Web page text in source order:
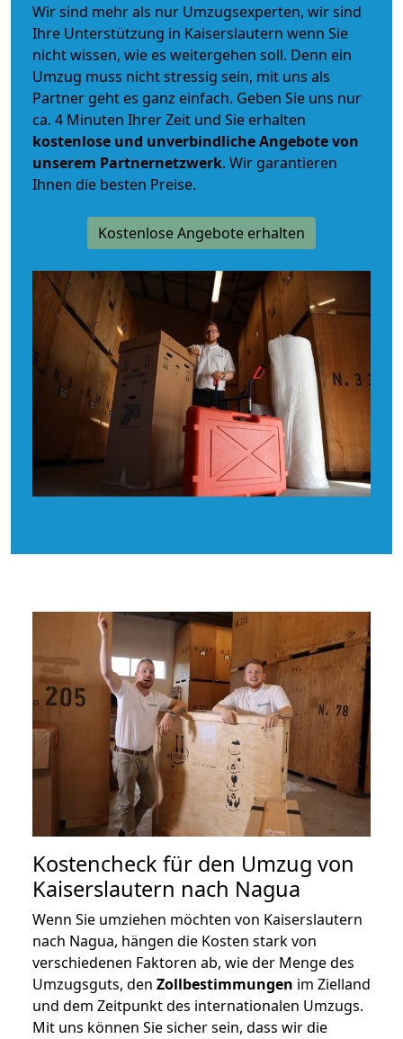
Wir sind mehr als nur Umzugsexperten, wir sind
Ihre Unterstützung in Kaiserslautern wenn Sie
nicht wissen, wie es weitergehen soll. Denn ein
Umzug muss nicht stressig sein, mit uns als
Partner geht es ganz einfach. Geben Sie uns nur
ca. 4 Minuten Ihrer Zeit und Sie erhalten
kostenlose und unverbindlicheAngebote von
unserem Partnernetzwerk. Wir garantieren
Ihnen die besten Preise.
Kostenlose Angebote erhalten
Kostencheck für den Umzug von
Kaiserslautern nach Nagua
Wenn Sie umziehen möchten von Kaiserslautern
nach Nagua, hängen die Kosten stark von
verschiedenen Faktoren ab, wie der Menge des
Umzugsguts, den Zollbestimmungen im Zielland
und dem Zeitpunkt des internationalen Umzugs.
Mit uns können Sie sicher sein, dass wir die